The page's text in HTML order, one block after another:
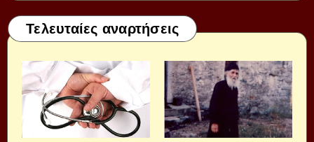
Τελευταίες αναρτήσεις